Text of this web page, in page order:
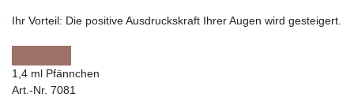
Ihr Vorteil: Die positive Ausdruckskraft Ihrer Augen wird gesteigert.
1,4 ml Pfännchen
Art.-Nr. 7081